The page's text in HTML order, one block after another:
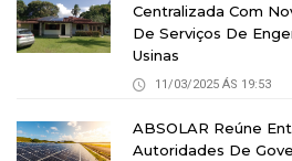
Centralizada Com
De Serviços De
Usinas
11/03/2025 ÁS 19:53
ABSOLAR Reúne
Autoridades De